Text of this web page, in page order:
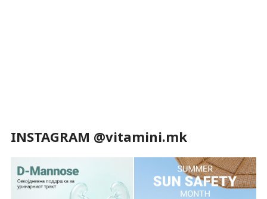
INSTAGRAM @vitamini.mk